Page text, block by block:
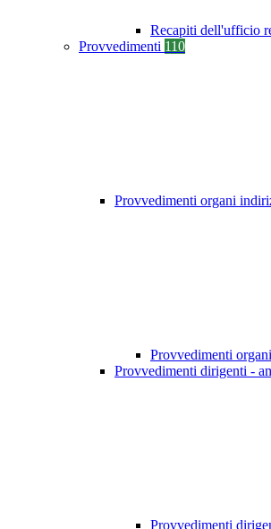
Recapiti dell'ufficio
Provvedimenti 110
Provvedimenti organi
Provvedimenti
Provvedimenti dirigenti -
Provvedimenti